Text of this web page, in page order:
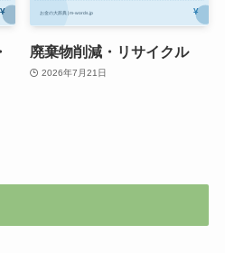
廃棄物削減・リサイクル
2026年7月21日